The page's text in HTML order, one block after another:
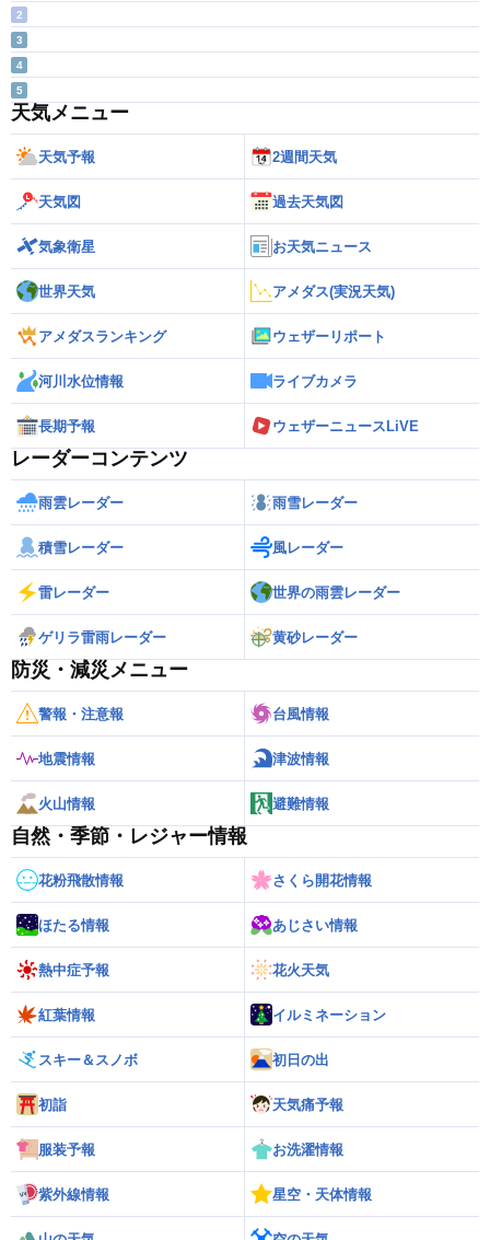
2
3
4
5
天気メニュー
天気予報 2週間天気
天気図 過去天気図
気象衛星 お天気ニュース
世界天気 アメダス(実況天気)
アメダスランキング ウェザーリポート
河川水位情報 ライブカメラ
長期予報 ウェザーニュースLiVE
レーダーコンテンツ
雨雲レーダー 雨雪レーダー
積雪レーダー 風レーダー
雷レーダー 世界の雨雲レーダー
ゲリラ雷雨レーダー 黄砂レーダー
防災・減災メニュー
警報・注意報 台風情報
地震情報 津波情報
火山情報 避難情報
自然・季節・レジャー情報
花粉飛散情報 さくら開花情報
ほたる情報 あじさい情報
熱中症予報 花火天気
紅葉情報 イルミネーション
スキー＆スノボ 初日の出
初詣 天気痛予報
服装予報 お洗濯情報
紫外線情報 星空・天体情報